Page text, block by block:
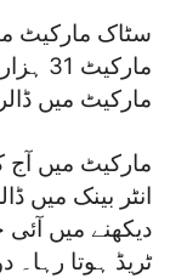
مارکیٹ میں‌ ڈالر 22 پیسے سستا ہو گیا
مارکیٹ میں آج
ٹریڈ ہوتا